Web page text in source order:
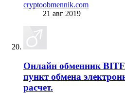
cryptoobmennik.com
21 авг 2019
Онлайн обменник
пункт обмена
расчет.